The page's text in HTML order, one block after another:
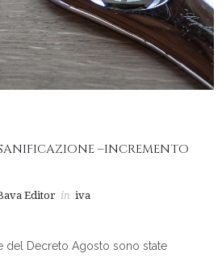
–INCREMENTO
Editor in iva
del Decreto Agosto sono state